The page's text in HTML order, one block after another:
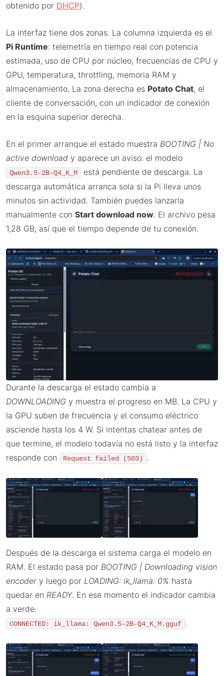
obtenido por DHCP).
La interfaz tiene dos zonas. La columna izquierda es el
Pi Runtime: telemetría en tiempo real con potencia
estimada, uso de CPU por núcleo, frecuencias de CPU y
GPU, temperatura, throttling, memoria RAM y
almacenamiento. La zona derecha es Potato Chat, el
cliente de conversación, con un indicador de conexión
en la esquina superior derecha.
En el primer arranque el estado muestra BOOTING | No
active download y aparece un aviso: el modelo
Qwen3.5-2B-Q4_K_M
está pendiente de descarga. La
descarga automática arranca sola si la Pi lleva unos
minutos sin actividad. También puedes lanzarla
manualmente con Start download now. El archivo pesa
1,28 GB, así que el tiempo depende de tu conexión.
Durante la descarga el estado cambia a
DOWNLOADING y muestra el progreso en MB. La CPU y
la GPU suben de frecuencia y el consumo eléctrico
asciende hasta los 4 W. Si intentas chatear antes de
que termine, el modelo todavía no está listo y la interfaz
responde con
Request failed (503) .
Después de la descarga el sistema carga el modelo en
RAM. El estado pasa por BOOTING | Downloading vision
encoder y luego por LOADING: ik_llama: 0% hasta
quedar en READY. En ese momento el indicador cambia
a verde:
CONNECTED: ik_llama: Qwen3.5-2B-Q4_K_M.gguf .